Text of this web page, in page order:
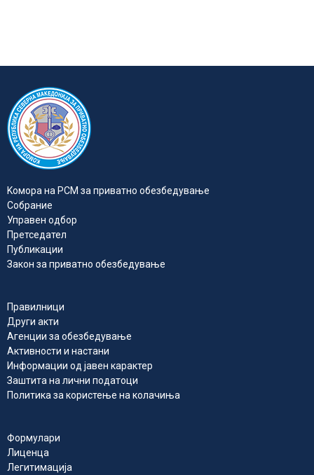
Kомора на РСМ за приватно обезбедувањe
Собрание
Управен одбор
Претседател
Публикации
Закон за приватно обезбедување
Правилници
Други акти
Агенции за обезбедување
Активности и настани
Информации од јавен карактер
Заштита на лични податоци
Политика за користење на колачиња
Формулари
Лиценца
Легитимација